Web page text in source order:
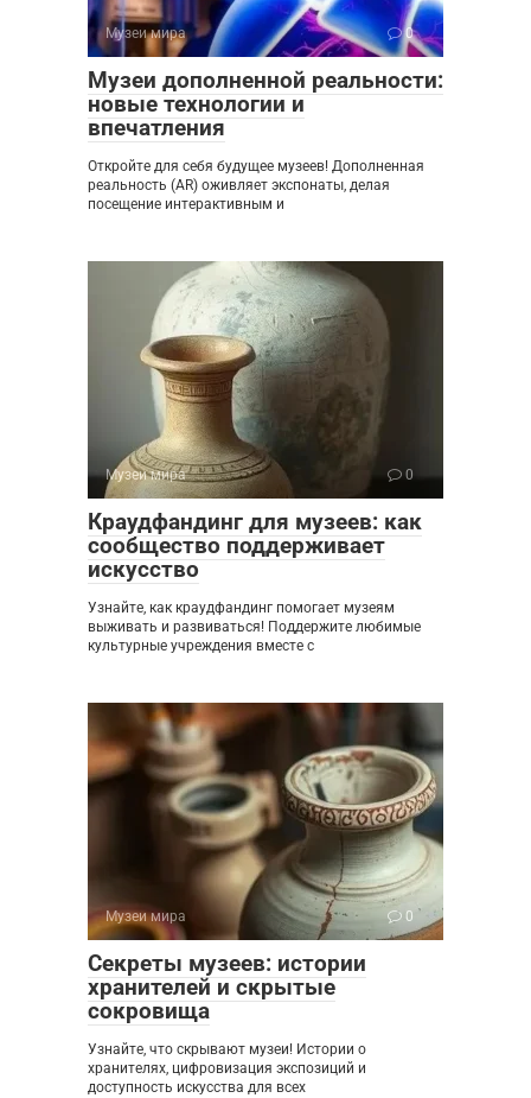
Музеи мира 0
Музеи дополненной реальности:
новые технологии и
впечатления
Откройте для себя будущее музеев! Дополненная
реальность (AR) оживляет экспонаты, делая
посещение интерактивным и
Музеи мира 0
Краудфандинг для музеев: как
сообщество поддерживает
искусство
Узнайте, как краудфандинг помогает музеям
выживать и развиваться! Поддержите любимые
культурные учреждения вместе с
Музеи мира 0
Секреты музеев: истории
хранителей и скрытые
сокровища
Узнайте, что скрывают музеи! Истории о
хранителях, цифровизация экспозиций и
доступность искусства для всех